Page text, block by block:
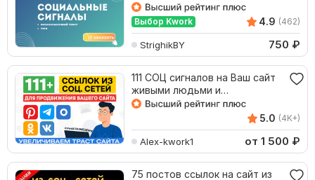
Выбор Kwork 4.9 (462)
StrighikBY 750 ₽
111 СОЦ сигналов на Ваш сайт
живыми людьми и
качественно БЕЗ роботов
5.0 (4K+)
Alex-kwork1 от 1 500 ₽
75 постов ссылок на сайт из